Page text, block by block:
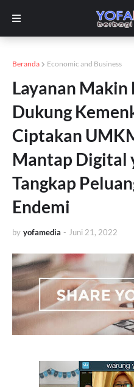
Beranda Economic and Business
Layanan Makin
Dukung
Ciptakan
Mantap Digital
Tangkap
Endemi
by yofamedia - Juni 21, 2022